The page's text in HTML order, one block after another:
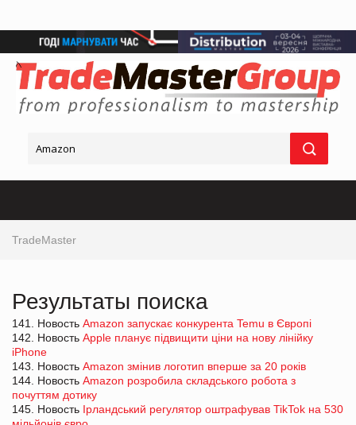
TradeMaster
Результаты поиска
141. Новость Amazon запускає конкурента Temu в Європі
142. Новость Apple планує підвищити ціни на нову лінійку
iPhone
143. Новость Amazon змінив логотип вперше за 20 років
144. Новость Amazon розробила складського робота з
почуттям дотику
145. Новость Ірландський регулятор оштрафував TikTok на 530